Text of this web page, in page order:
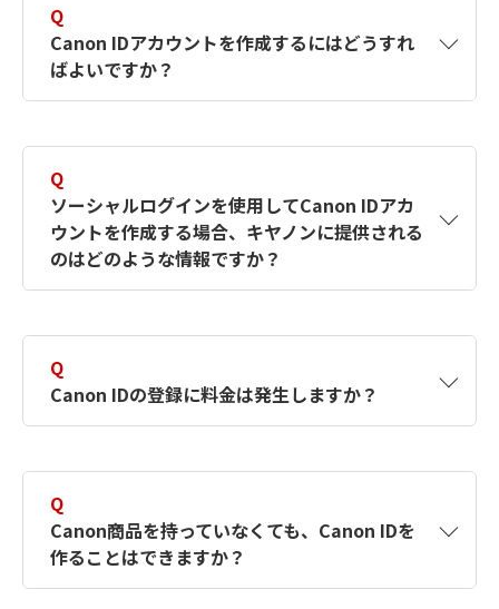
Q
Canon IDアカウントを作成するにはどうすれ
ばよいですか？
す。詳しい作成方法は【カメラ】Canon IDとは
何ですか？Canon IDの作成方法は？をご確認く
ださい。
Q
ソーシャルログインを使用してCanon IDアカ
ウントを作成する場合、キヤノンに提供される
のはどのような情報ですか？
択したサービスから取得します。アカウントを
簡単に作成できるように、この情報を使用して
Canon IDの登録フォームを入力します。
Q
Canon IDの登録に料金は発生しますか？
Q
Canon商品を持っていなくても、Canon IDを
作ることはできますか？